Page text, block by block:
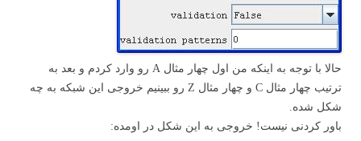
حالا با توجه به اینکه من اول چهار مثال A رو وارد کردم و بعد به
ترتیب چهار مثال C و چهار مثال Z رو ببینیم خروجی این شبکه به چه
شکل شده.
باور کردنی نیست! خروجی به این شکل در اومده: